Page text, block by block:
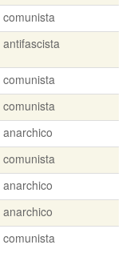
comunista
antifascista
comunista
comunista
anarchico
comunista
anarchico
anarchico
comunista